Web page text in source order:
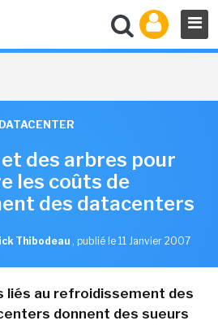
DATACENTER
des arbres pour
les coûts de
des datacenters
Thibodeau , publié le 11 Janvier 2007
liés au refroidissement des
donnent des sueurs